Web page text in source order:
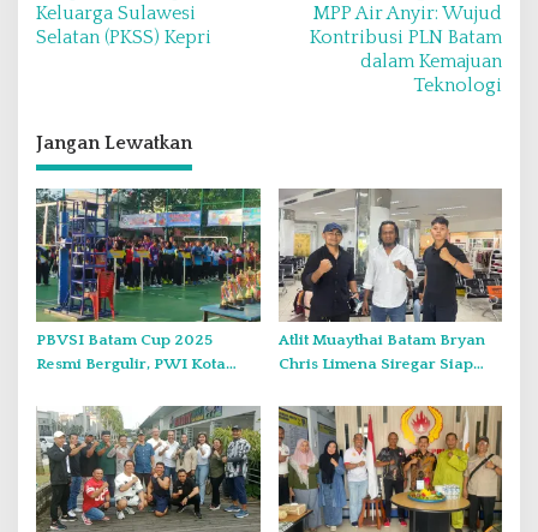
v
i
s
i
p
o
s
Keluarga Sulawesi
Selatan (PKSS) Kepri
MPP Air Anyir: Wujud
Kontribusi PLN Batam
dalam Kemajuan
Teknologi
Jangan Lewatkan
PBVSI Batam Cup 2025
Resmi Bergulir, PWI Kota
Pengembangan Olahraga di
Batam
Atlit Muaythai Batam Bryan
Chris Limena Siregar Siap
Kejuaraan KBX Muay Thai
Event Singapore